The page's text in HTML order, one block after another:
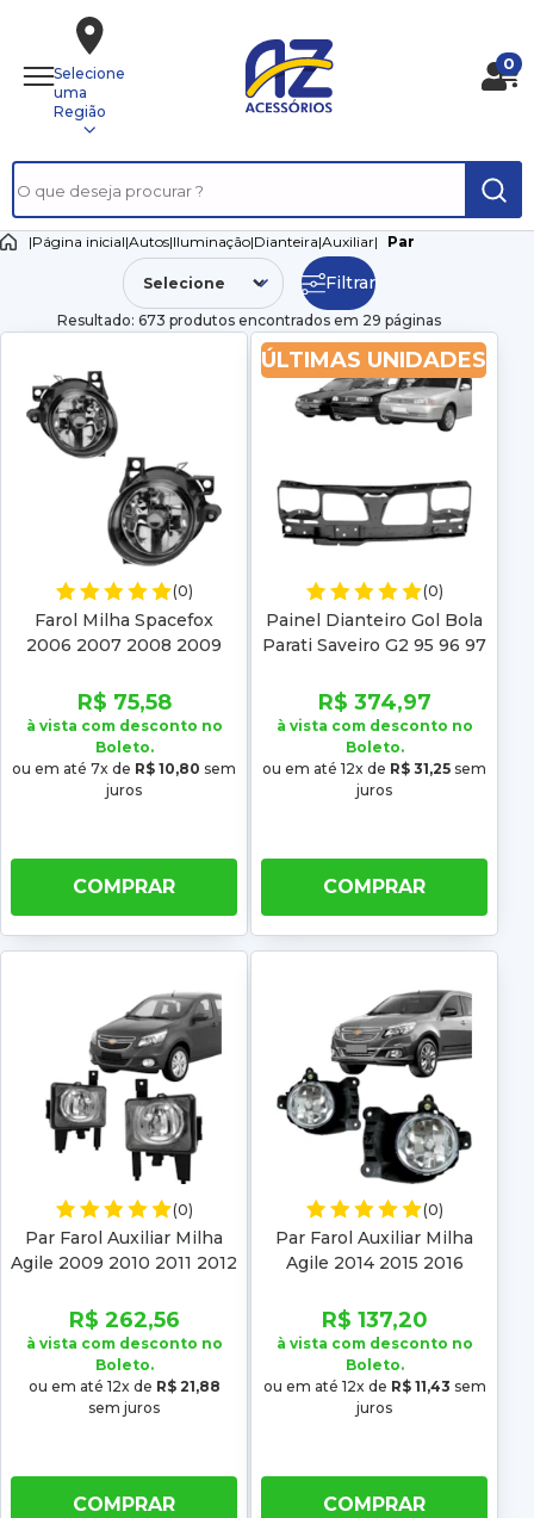
Selecione
uma
Região
0
|Página inicial|Autos|Iluminação|Dianteira|Auxiliar| Par
Resultado: 673 produtos encontrados em 29 páginas
Filtrar
(0)
Farol Milha Spacefox
2006 2007 2008 2009
R$ 75,58
à vista com desconto no
Boleto.
ou em até 7x de R$ 10,80 sem
juros
COMPRAR
ÚLTIMAS UNIDADES
(0)
Painel Dianteiro Gol Bola
Parati Saveiro G2 95 96 97
R$ 374,97
à vista com desconto no
Boleto.
ou em até 12x de R$ 31,25 sem
juros
COMPRAR
(0)
Par Farol Auxiliar Milha
Agile 2009 2010 2011 2012
R$ 262,56
à vista com desconto no
Boleto.
ou em até 12x de R$ 21,88
sem juros
COMPRAR
(0)
Par Farol Auxiliar Milha
Agile 2014 2015 2016
R$ 137,20
à vista com desconto no
Boleto.
ou em até 12x de R$ 11,43 sem
juros
COMPRAR